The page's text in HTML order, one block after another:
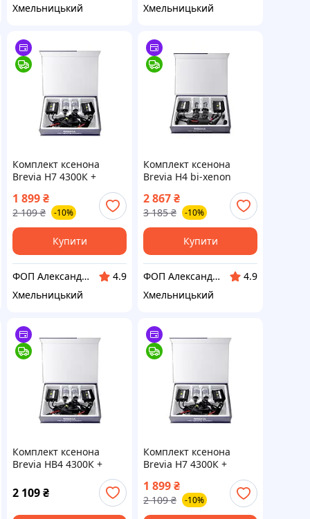
Хмельницький
Хмельницький
Комплект ксенона
Brevia Н7 4300К +
1 899₴
2 109 ₴ -10%
Купити
ФОП Александрова Ірина Анатоліївна
4.9
Хмельницький
Комплект ксенона
Brevia Н4 bi-xenon
Ballast
2 867₴
3 185 ₴ -10%
Купити
ФОП Александрова Ірина Анатоліївна
4.9
Хмельницький
Комплект ксенона
Brevia HB4 4300К +
2 109₴
Комплект ксенона
Brevia Н7 4300К +
1 899₴
2 109 ₴ -10%